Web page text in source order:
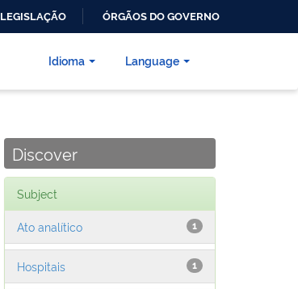
LEGISLAÇÃO ÓRGÃOS DO GOVERNO
Language
Idioma
Discover
Subject
1
Ato analítico
1
Hospitais